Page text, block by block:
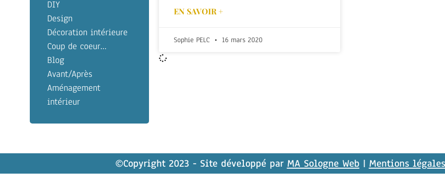
DIY
Design
Décoration intérieure
Coup de coeur…
Blog
Avant/Après
Aménagement
intérieur
EN SAVOIR +
Sophie PELC 16 mars 2020
©Copyright 2023 - Site développé par MA Sologne Web | Mentions légales